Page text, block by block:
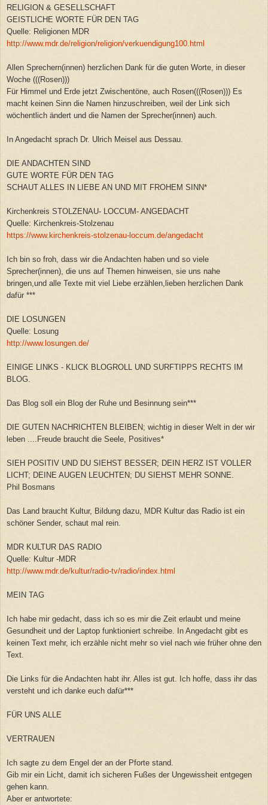
RELIGION & GESELLSCHAFT
GEISTLICHE WORTE FÜR DEN TAG
Quelle: Religionen MDR
http://www.mdr.de/religion/religion/verkuendigung100.html
Allen Sprechern(innen) herzlichen Dank für die guten Worte, in dieser
Woche (((Rosen)))
Für Himmel und Erde jetzt Zwischentöne, auch Rosen(((Rosen))) Es
macht keinen Sinn die Namen hinzuschreiben, weil der Link sich
wöchentlich ändert und die Namen der Sprecher(innen) auch.
In Angedacht sprach Dr. Ulrich Meisel aus Dessau.
DIE ANDACHTEN SIND
GUTE WORTE FÜR DEN TAG
SCHAUT ALLES IN LIEBE AN UND MIT FROHEM SINN*
Kirchenkreis STOLZENAU- LOCCUM- ANGEDACHT
Quelle: Kirchenkreis-Stolzenau
https://www.kirchenkreis-stolzenau-loccum.de/angedacht
Ich bin so froh, dass wir die Andachten haben und so viele
Sprecher(innen), die uns auf Themen hinweisen, sie uns nahe
bringen,und alle Texte mit viel Liebe erzählen,lieben herzlichen Dank
dafür ***
DIE LOSUNGEN
Quelle: Losung
http://www.losungen.de/
EINIGE LINKS - KLICK BLOGROLL UND SURFTIPPS RECHTS IM
BLOG.
Das Blog soll ein Blog der Ruhe und Besinnung sein***
DIE GUTEN NACHRICHTEN BLEIBEN; wichtig in dieser Welt in der wir
leben ....Freude braucht die Seele, Positives*
SIEH POSITIV UND DU SIEHST BESSER; DEIN HERZ IST VOLLER
LICHT; DEINE AUGEN LEUCHTEN; DU SIEHST MEHR SONNE.
Phil Bosmans
Das Land braucht Kultur, Bildung dazu, MDR Kultur das Radio ist ein
schöner Sender, schaut mal rein.
MDR KULTUR DAS RADIO
Quelle: Kultur -MDR
http://www.mdr.de/kultur/radio-tv/radio/index.html
MEIN TAG
Ich habe mir gedacht, dass ich so es mir die Zeit erlaubt und meine
Gesundheit und der Laptop funktioniert schreibe. In Angedacht gibt es
keinen Text mehr, ich erzähle nicht mehr so viel nach wie früher ohne den
Text.
Die Links für die Andachten habt ihr. Alles ist gut. Ich hoffe, dass ihr das
versteht und ich danke euch dafür***
FÜR UNS ALLE
VERTRAUEN
Ich sagte zu dem Engel der an der Pforte stand.
Gib mir ein Licht, damit ich sicheren Fußes der Ungewissheit entgegen
gehen kann.
Aber er antwortete: